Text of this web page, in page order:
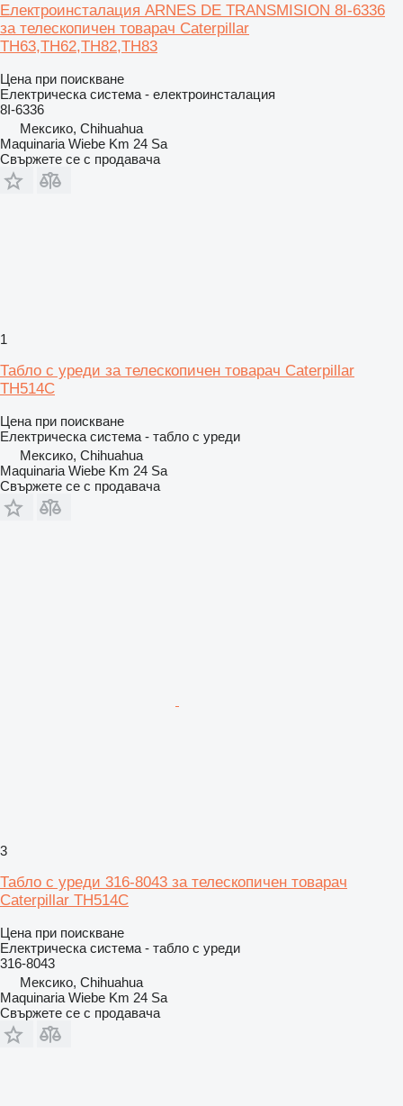
Електроинсталация ARNES DE TRANSMISION 8I-6336
за телескопичен товарач Caterpillar
TH63,TH62,TH82,TH83
Цена при поискване
Електрическа система - електроинсталация
8I-6336
Мексико, Chihuahua
Maquinaria Wiebe Km 24 Sa
Свържете се с продавача
1
Табло с уреди за телескопичен товарач Caterpillar
TH514C
Цена при поискване
Електрическа система - табло с уреди
Мексико, Chihuahua
Maquinaria Wiebe Km 24 Sa
Свържете се с продавача
3
Табло с уреди 316-8043 за телескопичен товарач
Caterpillar TH514C
Цена при поискване
Електрическа система - табло с уреди
316-8043
Мексико, Chihuahua
Maquinaria Wiebe Km 24 Sa
Свържете се с продавача